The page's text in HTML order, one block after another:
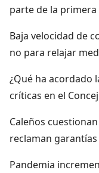
parte de la primera
Baja velocidad de
no para relajar
¿Qué ha acordado
críticas en el
Caleños
reclaman
Pandemia